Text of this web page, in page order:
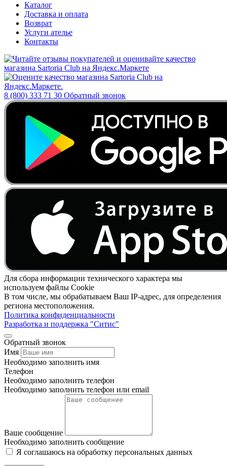
Каталог
Доставка и оплата
Возврат
Услуги ателье
Контакты
8 (800) 333 71 30 Обратный звонок
Для сбора информации технического характера мы
используем файлы Cookie
В том числе, мы обрабатываем Ваш IP-адрес, для определения
региона местоположения.
Политика конфиденциальности
Разработка и поддержка "Ситис"
Обратный звонок
Имя
Необходимо заполнить имя
Телефон
Необходимо заполнить телефон
Необходимо заполнить телефон или email
Ваше сообщение
Необходимо заполнить сообщение
Я соглашаюсь на обработку персональных данных